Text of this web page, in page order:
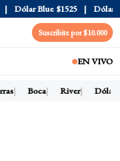
Blue $1525 Dólar CCL
Suscribite por $10.000
EN VIVO
Boca River Dólar hoy